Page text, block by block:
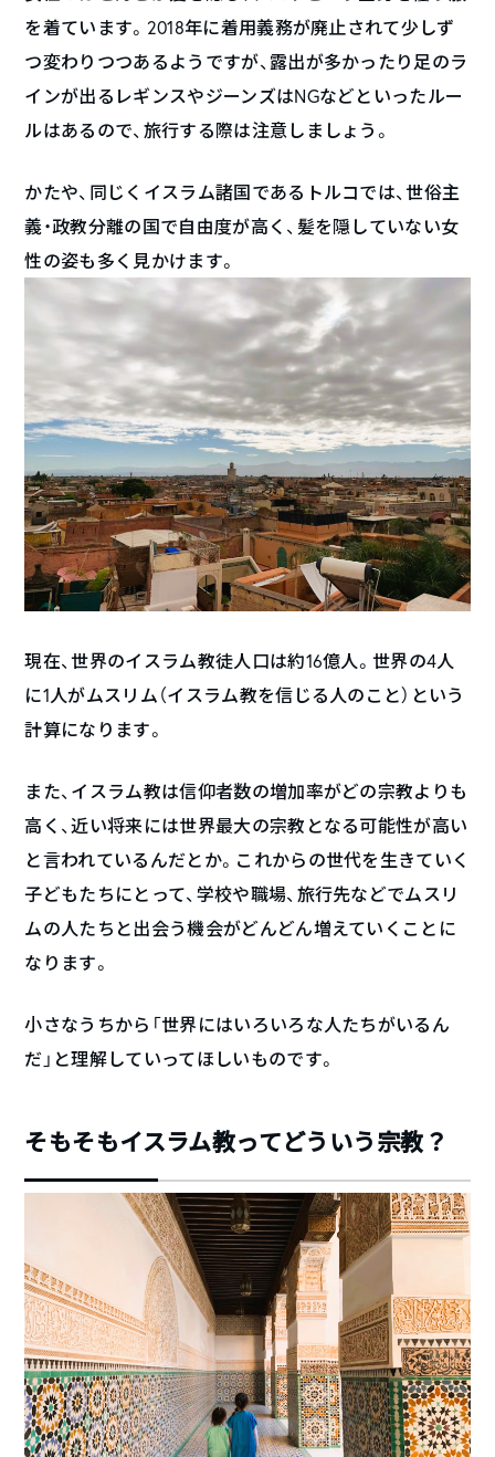
を着ています。2018年に着用義務が廃止されて少しず
つ変わりつつあるようですが、露出が多かったり足のラ
インが出るレギンスやジーンズはNGなどといったルー
ルはあるので、旅行する際は注意しましょう。
かたや、同じくイスラム諸国であるトルコでは、世俗主
義・政教分離の国で自由度が高く、髪を隠していない女
性の姿も多く見かけます。
現在、世界のイスラム教徒人口は約16億人。世界の4人
に1人がムスリム（イスラム教を信じる人のこと）という
計算になります。
また、イスラム教は信仰者数の増加率がどの宗教よりも
高く、近い将来には世界最大の宗教となる可能性が高い
と言われているんだとか。これからの世代を生きていく
子どもたちにとって、学校や職場、旅行先などでムスリ
ムの人たちと出会う機会がどんどん増えていくことに
なります。
小さなうちから「世界にはいろいろな人たちがいるん
だ」と理解していってほしいものです。
そもそもイスラム教ってどういう宗教？